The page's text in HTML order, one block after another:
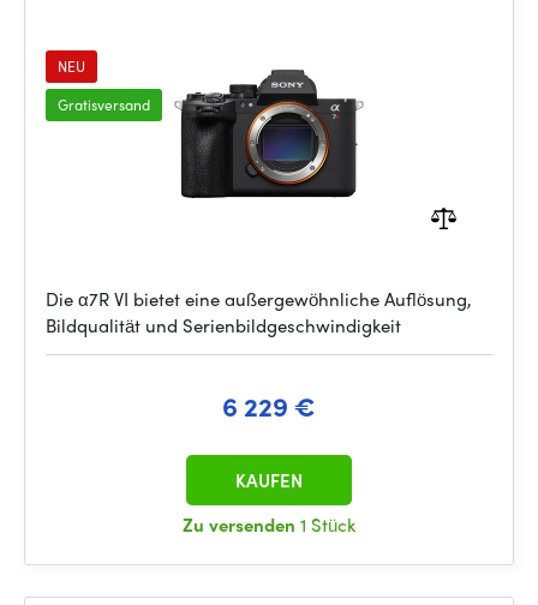
NEU
Gratisversand
Die α7R VI bietet eine außergewöhnliche Auflösung,
Bildqualität und Serienbildgeschwindigkeit
6 229 €
Zu versenden 1 Stück
KAUFEN